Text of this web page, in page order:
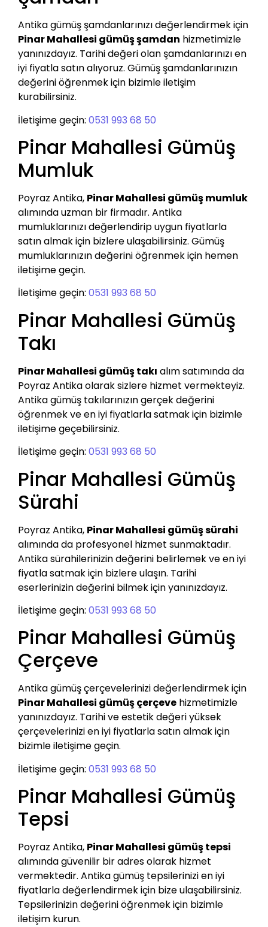
Antika gümüş şamdanlarınızı değerlendirmek için
Pinar Mahallesi gümüş şamdan hizmetimizle
yanınızdayız. Tarihi değeri olan şamdanlarınızı en
iyi fiyatla satın alıyoruz. Gümüş şamdanlarınızın
değerini öğrenmek için bizimle iletişim
kurabilirsiniz.
İletişime geçin: 0531 993 68 50
Pinar Mahallesi Gümüş
Mumluk
Poyraz Antika, Pinar Mahallesi gümüş mumluk
alımında uzman bir firmadır. Antika
mumluklarınızı değerlendirip uygun fiyatlarla
satın almak için bizlere ulaşabilirsiniz. Gümüş
mumluklarınızın değerini öğrenmek için hemen
iletişime geçin.
İletişime geçin: 0531 993 68 50
Pinar Mahallesi Gümüş
Takı
Pinar Mahallesi gümüş takı alım satımında da
Poyraz Antika olarak sizlere hizmet vermekteyiz.
Antika gümüş takılarınızın gerçek değerini
öğrenmek ve en iyi fiyatlarla satmak için bizimle
iletişime geçebilirsiniz.
İletişime geçin: 0531 993 68 50
Pinar Mahallesi Gümüş
Sürahi
Poyraz Antika, Pinar Mahallesi gümüş sürahi
alımında da profesyonel hizmet sunmaktadır.
Antika sürahilerinizin değerini belirlemek ve en iyi
fiyatla satmak için bizlere ulaşın. Tarihi
eserlerinizin değerini bilmek için yanınızdayız.
İletişime geçin: 0531 993 68 50
Pinar Mahallesi Gümüş
Çerçeve
Antika gümüş çerçevelerinizi değerlendirmek için
Pinar Mahallesi gümüş çerçeve hizmetimizle
yanınızdayız. Tarihi ve estetik değeri yüksek
çerçevelerinizi en iyi fiyatlarla satın almak için
bizimle iletişime geçin.
İletişime geçin: 0531 993 68 50
Pinar Mahallesi Gümüş
Tepsi
Poyraz Antika, Pinar Mahallesi gümüş tepsi
alımında güvenilir bir adres olarak hizmet
vermektedir. Antika gümüş tepsilerinizi en iyi
fiyatlarla değerlendirmek için bize ulaşabilirsiniz.
Tepsilerinizin değerini öğrenmek için bizimle
iletişim kurun.